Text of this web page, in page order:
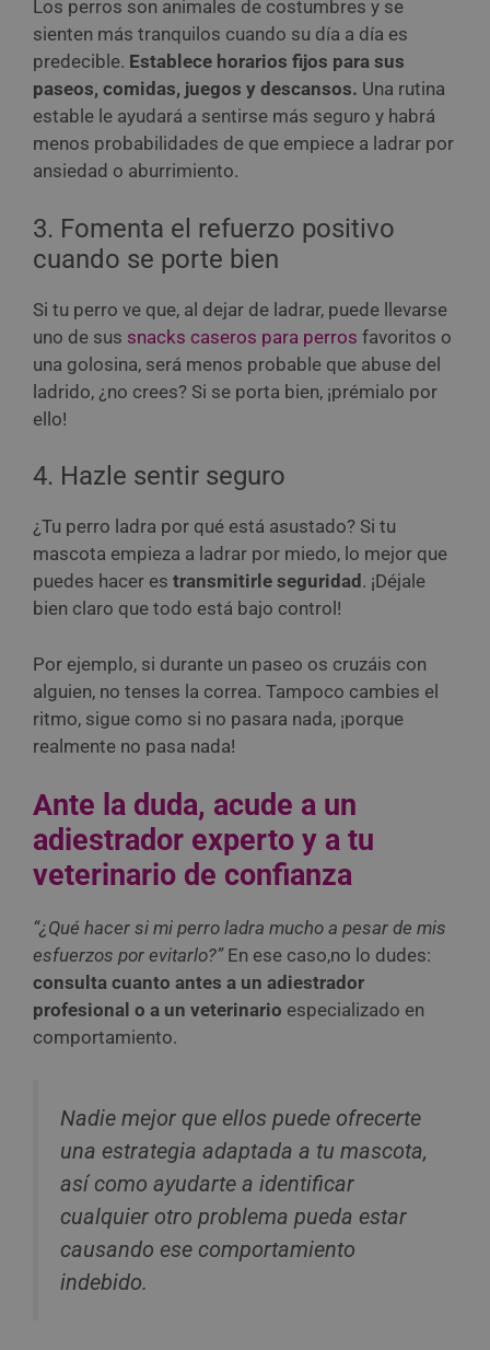
Los perros son animales de costumbres y se
sienten más tranquilos cuando su día a día es
predecible. Establece horarios fijos para sus
paseos, comidas, juegos y descansos. Una rutina
estable le ayudará a sentirse más seguro y habrá
menos probabilidades de que empiece a ladrar por
ansiedad o aburrimiento.
3. Fomenta el refuerzo positivo
cuando se porte bien
Si tu perro ve que, al dejar de ladrar, puede llevarse
uno de sus snacks caseros para perros favoritos o
una golosina, será menos probable que abuse del
ladrido, ¿no crees? Si se porta bien, ¡prémialo por
ello!
4. Hazle sentir seguro
¿Tu perro ladra por qué está asustado? Si tu
mascota empieza a ladrar por miedo, lo mejor que
puedes hacer es transmitirle seguridad . ¡Déjale
bien claro que todo está bajo control!
Por ejemplo, si durante un paseo os cruzáis con
alguien, no tenses la correa. Tampoco cambies el
ritmo, sigue como si no pasara nada, ¡porque
realmente no pasa nada!
Ante la duda, acude a un
adiestrador experto y a tu
veterinario de confianza
“¿Qué hacer si mi perro ladra mucho a pesar de mis
esfuerzos por evitarlo?” En ese caso,no lo dudes:
consulta cuanto antes a un adiestrador
profesional o a un veterinario especializado en
comportamiento.
Nadie mejor que ellos puede ofrecerte
una estrategia adaptada a tu mascota,
así como ayudarte a identificar
cualquier otro problema pueda estar
causando ese comportamiento
indebido.